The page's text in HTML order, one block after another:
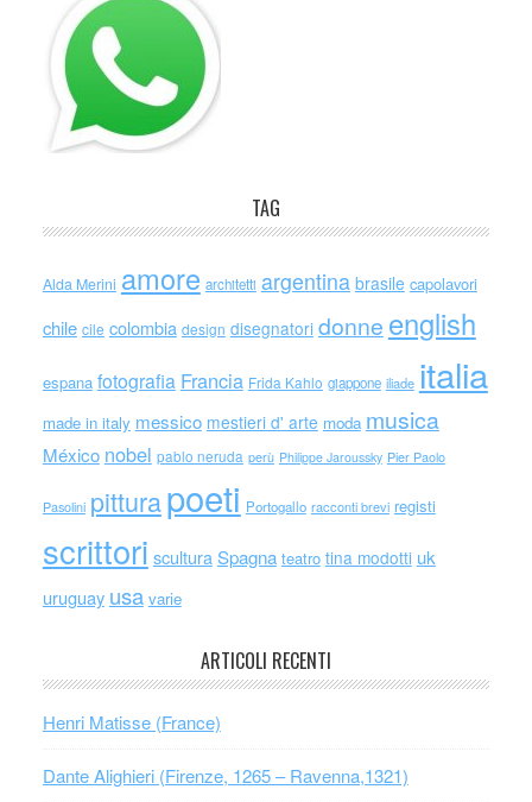
TAG
Alda Merini amore architetti argentina brasile capolavori
chile cile colombia design disegnatori donne english
espana fotografia Francia Frida Kahlo giappone iliade italia
made in italy messico mestieri d' arte moda musica
México nobel pablo neruda perù Philippe Jaroussky Pier Paolo
Pasolini pitturapoeti Portogallo racconti brevi registi
scrittori sculturaSpagna teatro tina modotti uk
uruguay usa varie
ARTICOLI RECENTI
Henri Matisse (France)
Dante Alighieri (Firenze, 1265 – Ravenna,1321)